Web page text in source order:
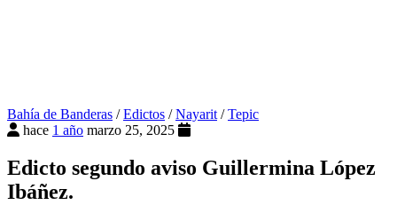
Bahía de Banderas /Edictos /Nayarit/Tepic
hace 1 año marzo 25, 2025
Edicto segundo aviso Guillermina López
Ibáñez.